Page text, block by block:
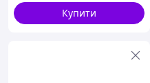
Купити